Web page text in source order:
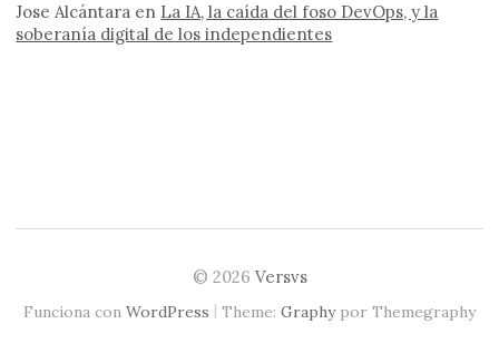
Jose Alcántara en La IA, la caída del foso DevOps, y la
soberanía digital de los independientes
© 2026 Versvs
Funciona con WordPress | Theme: Graphypor Themegraphy